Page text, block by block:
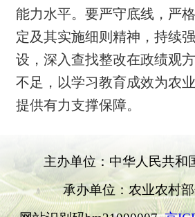
能力水平。要严守底线，严
定及其实施细则精神，持续
设，深入查找整改在政绩观
不足，以学习教育成效为农
提供有力支撑保障。
主办单位：中华人民共和
承办单位：农业农村